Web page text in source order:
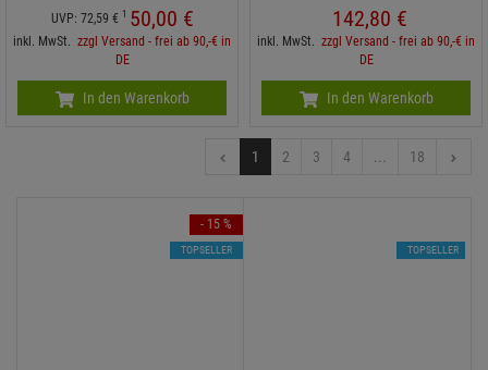
UVP: 72,59 € 1 50,00 €
inkl. MwSt. zzgl Versand - frei ab 90,-€ in
DE
In den Warenkorb
142,80 €
inkl. MwSt. zzgl Versand - frei ab 90,-€ in
DE
In den Warenkorb
1 2 3 4 18
- 15 %
TOPSELLER TOPSELLER